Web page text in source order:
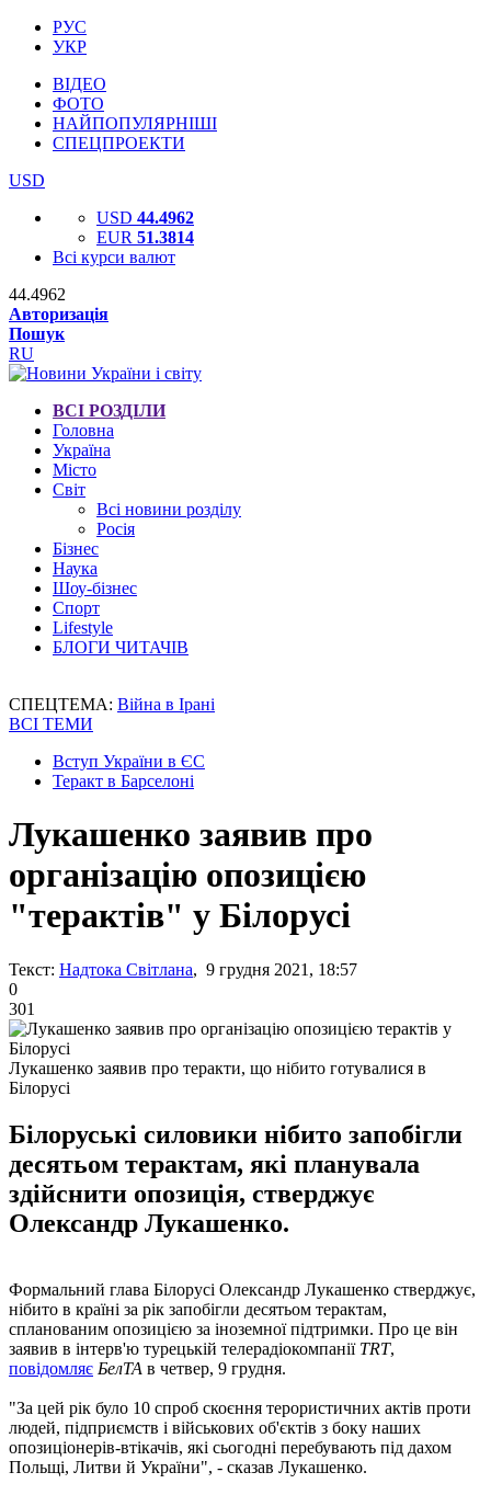
РУС
УКР
ВІДЕО
ФОТО
НАЙПОПУЛЯРНІШІ
СПЕЦПРОЕКТИ
USD
USD 44.4962
EUR 51.3814
Всі курси валют
44.4962
Авторизація
Пошук
RU
ВСІ РОЗДІЛИ
Головна
Україна
Місто
Світ
Всі новини розділу
Росія
Бізнес
Наука
Шоу-бізнес
Спорт
Lifestyle
БЛОГИ ЧИТАЧІВ
СПЕЦТЕМА: Війна в Ірані
ВСІ ТЕМИ
Вступ України в ЄС
Теракт в Барселоні
Лукашенко заявив про
організацію опозицією
"терактів" у Білорусі
Текст: Надтока Світлана, 9 грудня 2021, 18:57
0
301
Лукашенко заявив про теракти, що нібито готувалися в
Білорусі
Білоруські силовики нібито запобігли
десятьом терактам, які планувала
здійснити опозиція, стверджує
Олександр Лукашенко.
Формальний глава Білорусі Олександр Лукашенко стверджує,
нібито в країні за рік запобігли десятьом терактам,
спланованим опозицією за іноземної підтримки. Про це він
заявив в інтерв'ю турецькій телерадіокомпанії TRT,
повідомляє БелТА в четвер, 9 грудня.
"За цей рік було 10 спроб скоєння терористичних актів проти
людей, підприємств і військових об'єктів з боку наших
опозиціонерів-втікачів, які сьогодні перебувають під дахом
Польщі, Литви й України", - сказав Лукашенко.